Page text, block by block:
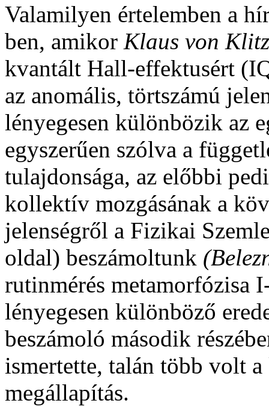
Valamilyen értelemben a
ben, amikor Klaus von
kvantált Hall-effektusért
az anomális, törtszámú
lényegesen különbözik az
egyszerűen szólva a
tulajdonsága, az előbbi
kollektív mozgásának a
jelenségről a Fizikai
oldal) beszámoltunk
rutinmérés metamorfózisa
lényegesen különböző
beszámoló második
ismertette, talán több volt
megállapítás.